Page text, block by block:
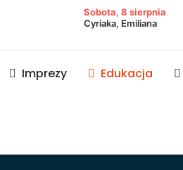
lubaczowski
Sobota, 8 sierpnia
Cyriaka, Emiliana
Imprezy Edukacja